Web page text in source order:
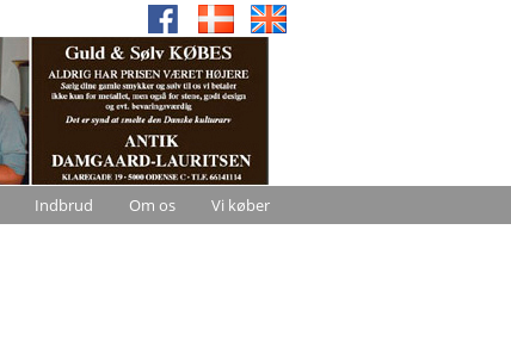
Indbrud Om os Vi køber